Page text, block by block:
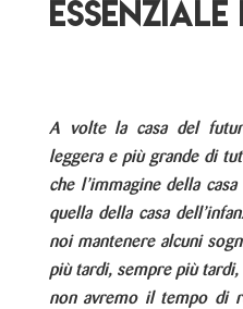
essenziale
A volte la casa del
leggera e più grande di
che l’immagine della
quella della casa
noi mantenere alcuni
più tardi, sempre più
non avremo il tempo di